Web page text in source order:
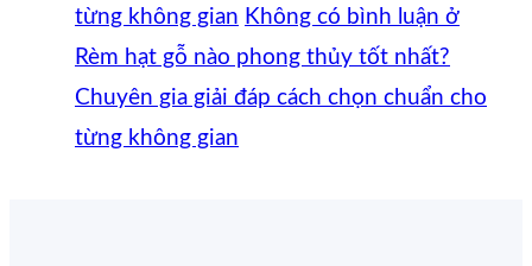
từng không gian Không có bình luận ở
Rèm hạt gỗ nào phong thủy tốt nhất?
Chuyên gia giải đáp cách chọn chuẩn cho
từng không gian